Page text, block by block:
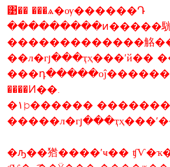
͹�� ���ѧ�ѹ������Դ
���������ͷ�����
�������������觡
��л�гյ���ҭҳ���ʹй��
����Ͷ��.
�١þ������ ����������觡
�ԡ��㹾����ʹҹ��